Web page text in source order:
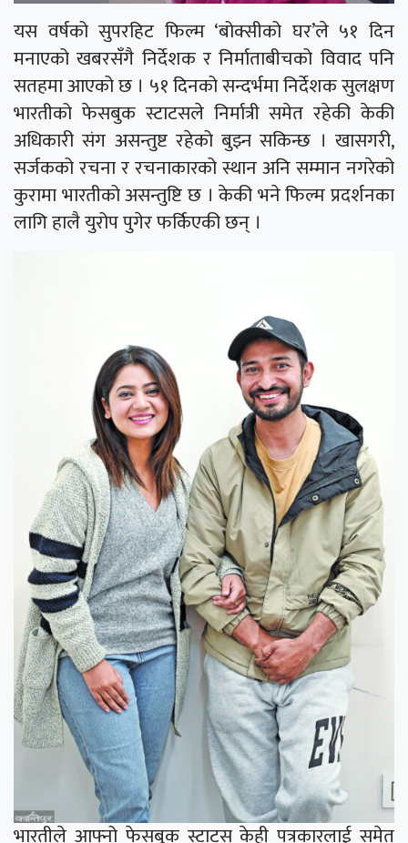
यस वर्षको सुपरहिट फिल्म ‘बोक्सीको घर’ले ५१ दिन
मनाएको खबरसँगै निर्देशक र निर्माताबीचको विवाद पनि
सतहमा आएको छ । ५१ दिनको सन्दर्भमा निर्देशक सुलक्षण
भारतीको फेसबुक स्टाटसले निर्मात्री समेत रहेकी केकी
अधिकारी संग असन्तुष्ट रहेको बुझ्न सकिन्छ । खासगरी,
सर्जकको रचना र रचनाकारको स्थान अनि सम्मान नगरेको
कुरामा भारतीको असन्तुष्टि छ । केकी भने फिल्म प्रदर्शनका
लागि हालै युरोप पुगेर फर्किएकी छन् ।
भारतीले आफ्नो फेसबुक स्टाटस केही पत्रकारलाई समेत